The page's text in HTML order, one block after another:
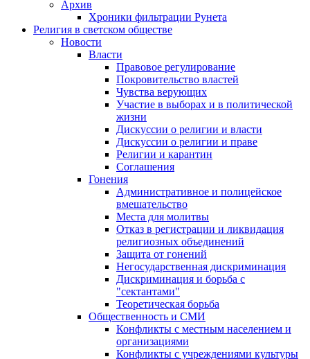
Архив
Хроники фильтрации Рунета
Религия в светском обществе
Новости
Власти
Правовое регулирование
Покровительство властей
Чувства верующих
Участие в выборах и в политической
жизни
Дискуссии о религии и власти
Дискуссии о религии и праве
Религии и карантин
Соглашения
Гонения
Административное и полицейское
вмешательство
Места для молитвы
Отказ в регистрации и ликвидация
религиозных объединений
Защита от гонений
Негосударственная дискриминация
Дискриминация и борьба с
"сектантами"
Теоретическая борьба
Общественность и СМИ
Конфликты с местным населением и
организациями
Конфликты с учреждениями культуры